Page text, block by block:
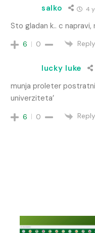
salko 4
Sto gladan k.. c napravi,
6 0 Reply
lucky luke
munja proleter
univerziteta’
6 0 Reply